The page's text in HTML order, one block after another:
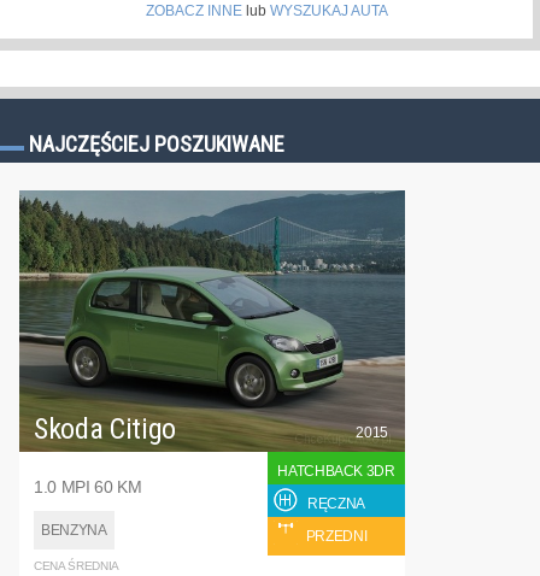
ZOBACZ INNElub WYSZUKAJ AUTA
NAJCZĘŚCIEJ POSZUKIWANE
Skoda Citigo
1.0 MPI 60 KM
BENZYNA
2015
HATCHBACK 3DR
RĘCZNA
PRZEDNI
CENA ŚREDNIA